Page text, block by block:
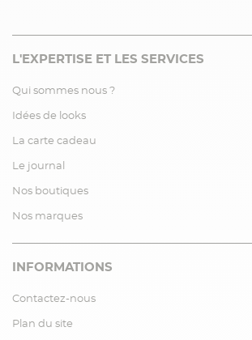
L'EXPERTISE ET LES SERVICES
Qui sommes nous ?
Idées de looks
La carte cadeau
Le journal
Nos boutiques
Nos marques
INFORMATIONS
Contactez-nous
Plan du site